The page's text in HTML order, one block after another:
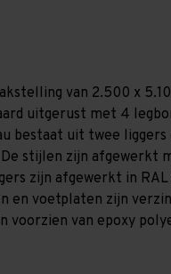
van 2.500 x
uitgerust met 4
bestaat uit twee liggers
De stijlen zijn afgewerkt
zijn afgewerkt in
en voetplaten zijn
voorzien van epoxy